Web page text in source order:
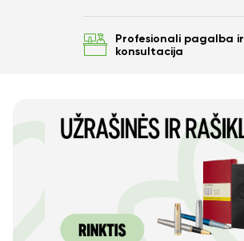
Profesionali pagalba ir
konsultacija